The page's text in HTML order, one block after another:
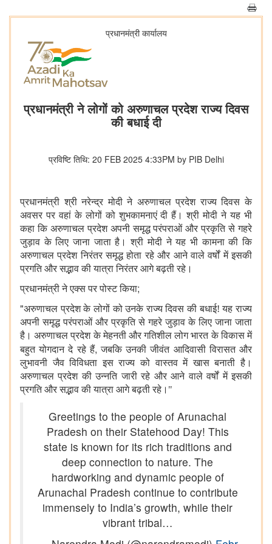
प्रधानमंत्री कार्यालय
प्रधानमंत्री ने लोगों को अरुणाचल प्रदेश राज्य दिवस
की बधाई दी
प्रविष्टि तिथि: 20 FEB 2025 4:33PM by PIB Delhi
प्रधानमंत्री श्री नरेन्द्र मोदी ने अरुणाचल प्रदेश राज्य दिवस के
अवसर पर वहां के लोगों को शुभकामनाएं दी हैं। श्री मोदी ने यह भी
कहा कि अरुणाचल प्रदेश अपनी समृद्ध परंपराओं और प्रकृति से गहरे
जुड़ाव के लिए जाना जाता है। श्री मोदी ने यह भी कामना की कि
अरुणाचल प्रदेश निरंतर समृद्ध होता रहे और आने वाले वर्षों में इसकी
प्रगति और सद्भाव की यात्रा निरंतर आगे बढ़ती रहे।
प्रधानमंत्री ने एक्स पर पोस्ट किया;
"अरुणाचल प्रदेश के लोगों को उनके राज्य दिवस की बधाई! यह राज्य
अपनी समृद्ध परंपराओं और प्रकृति से गहरे जुड़ाव के लिए जाना जाता
है। अरुणाचल प्रदेश के मेहनती और गतिशील लोग भारत के विकास में
बहुत योगदान दे रहे हैं,जबकि उनकी जीवंत आदिवासी विरासत और
लुभावनी जैव विविधता इस राज्य को वास्तव में खास बनाती है।
अरुणाचल प्रदेश की उन्नति जारी रहे और आने वाले वर्षों में इसकी
प्रगति और सद्भाव की यात्रा आगे बढ़ती रहे।"
Greetings to the people of Arunachal
Pradesh on their Statehood Day! This
state is known for its rich traditions and
deep connection to nature. The
hardworking and dynamic people of
Arunachal Pradesh continue to contribute
immensely to India’s growth, while their
vibrant tribal…